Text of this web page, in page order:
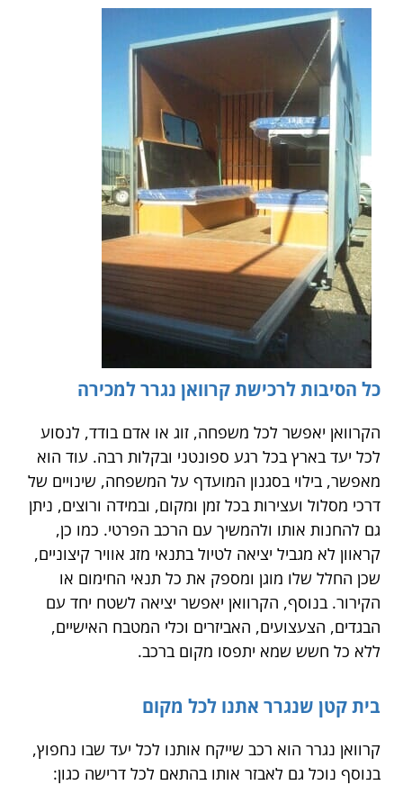
כל הסיבות לרכישת קרוואן נגרר למכירה
הקרוואן יאפשר לכל משפחה, זוג או אדם בודד, לנסוע
לכל יעד בארץ בכל רגע ספונטני ובקלות רבה. עוד הוא
מאפשר, בילוי בסגנון המועדף על המשפחה, שינויים של
דרכי מסלול ועצירות בכל זמן ומקום, ובמידה ורוצים, ניתן
גם להחנות אותו ולהמשיך עם הרכב הפרטי. כמו כן,
קראוון לא מגביל יציאה לטיול בתנאי מזג אוויר קיצוניים,
שכן החלל שלו מוגן ומספק את כל תנאי החימום או
הקירור. בנוסף, הקרוואן יאפשר יציאה לשטח יחד עם
הבגדים, הצעצועים, האביזרים וכלי המטבח האישיים,
ללא כל חשש שמא יתפסו מקום ברכב.
בית קטן שנגרר אתנו לכל מקום
קרוואן נגרר הוא רכב שייקח אותנו לכל יעד שבו נחפוץ,
בנוסף נוכל גם לאבזר אותו בהתאם לכל דרישה כגון: